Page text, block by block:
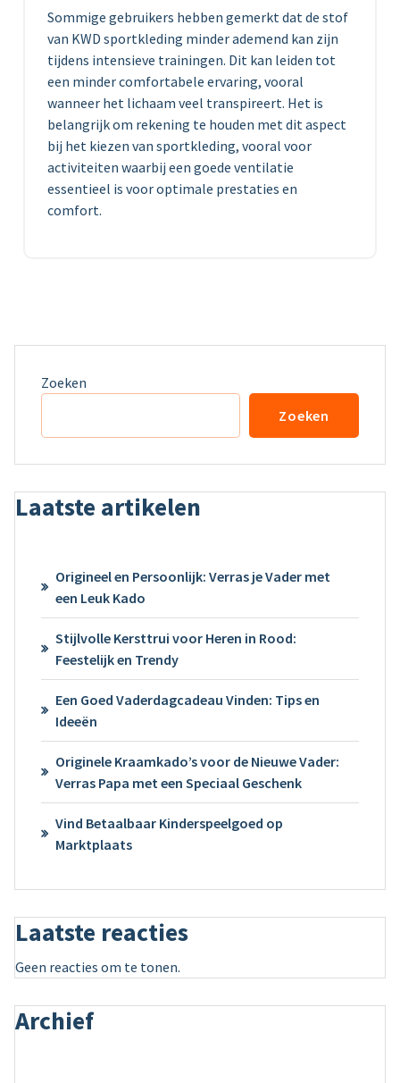
Sommige gebruikers hebben gemerkt dat de stof
van KWD sportkleding minder ademend kan zijn
tijdens intensieve trainingen. Dit kan leiden tot
een minder comfortabele ervaring, vooral
wanneer het lichaam veel transpireert. Het is
belangrijk om rekening te houden met dit aspect
bij het kiezen van sportkleding, vooral voor
activiteiten waarbij een goede ventilatie
essentieel is voor optimale prestaties en
comfort.
Zoeken
Zoeken
Laatste artikelen
Origineel en Persoonlijk: Verras je Vader met
een Leuk Kado
Stijlvolle Kersttrui voor Heren in Rood:
Feestelijk en Trendy
Een Goed Vaderdagcadeau Vinden: Tips en
Ideeën
Originele Kraamkado’s voor de Nieuwe Vader:
Verras Papa met een Speciaal Geschenk
Vind Betaalbaar Kinderspeelgoed op
Marktplaats
Laatste reacties
Geen reacties om te tonen.
Archief